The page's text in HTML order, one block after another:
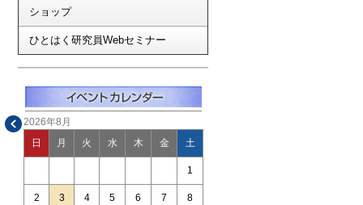
ショップ
ひとはく研究員Webセミナー
2026年8月
日 月 火 水 木 金 土
1
2 3 4 5 6 7 8